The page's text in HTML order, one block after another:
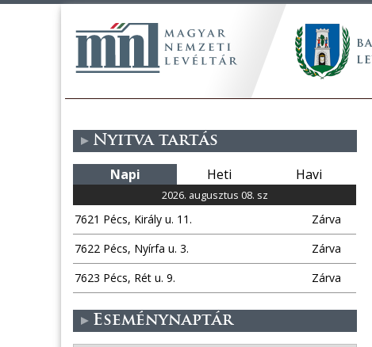
Nyitva tartás
Napi Heti Havi
2026. augusztus 08. sz
7621 Pécs, Király u. 11.
Zárva
7622 Pécs, Nyírfa u. 3.
Zárva
7623 Pécs, Rét u. 9.
Zárva
Eseménynaptár